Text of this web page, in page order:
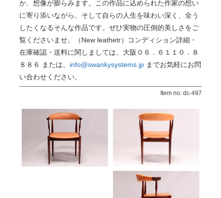
か、想像が膨らみます。この作品に込められた作家の想い
に寄り添いながら、そして自らの人生を味わい深く、全う
したくなるそんな作品です。ぜひ実物の圧倒的美しさをご
覧くださいませ。（New leathetr）コンディション詳細・
在庫確認・送料に関しましては、大阪０６．６１１０．８
８８６ または、 info@swankysystems.jp までお気軽にお問
い合わせください。
Item no: dc-497